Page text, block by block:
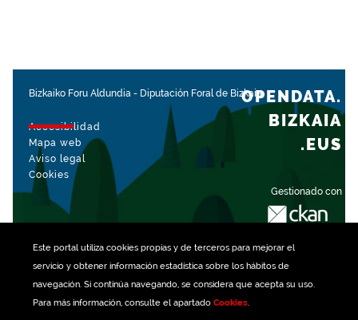
Este portal utiliza cookiespropias y de terceros para mejorar el
servicio y obtener información estadística sobre los hábitos de
navegación. Si continúa navegando, se considera que acepta su uso.
Para más información, consulte el apartado Cookies.
Bizkaiko Foru Aldundia - Diputación Foral de Bizkaia
Accesibilidad
Mapa web
Aviso legal
Cookies
Gestionado con
OPENDATA.
BIZKAIA
.EUS